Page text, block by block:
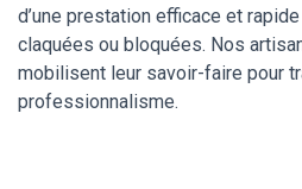
d’une prestation efficace et
claquées ou bloquées. Nos
mobilisent leur savoir-faire pour
professionnalisme.